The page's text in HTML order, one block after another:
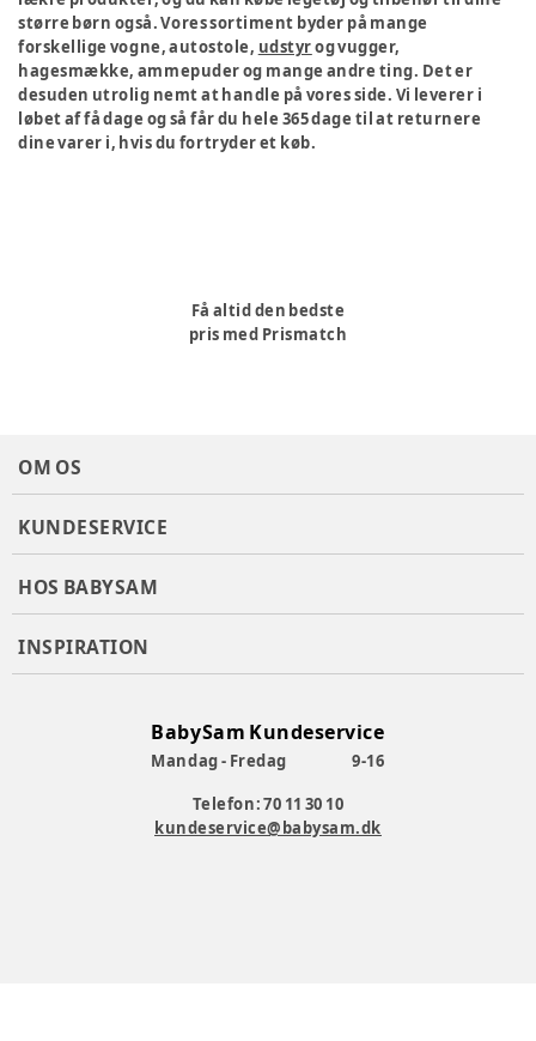
større børn også. Vores sortiment byder på mange
forskellige vogne, autostole, udstyrog vugger,
hagesmække, ammepuder og mange andre ting. Det er
desuden utrolig nemt at handle på vores side. Vi leverer i
løbet af få dage og så får du hele 365 dage til at returnere
dine varer i, hvis du fortryder et køb.
Få altid den bedste
pris med Prismatch
OM OS
KUNDESERVICE
HOS BABYSAM
INSPIRATION
BabySam Kundeservice
Mandag - Fredag
9-16
Telefon: 70 11 30 10
kundeservice@babysam.dk